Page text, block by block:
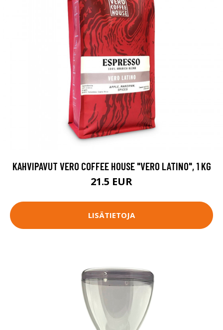
KAHVIPAVUT VERO COFFEE HOUSE "VERO LATINO", 1 KG
21.5 EUR
LISÄTIETOJA